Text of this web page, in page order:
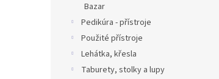
Bazar
Pedikúra - přístroje
Použité přístroje
Lehátka, křesla
Taburety, stolky a lupy